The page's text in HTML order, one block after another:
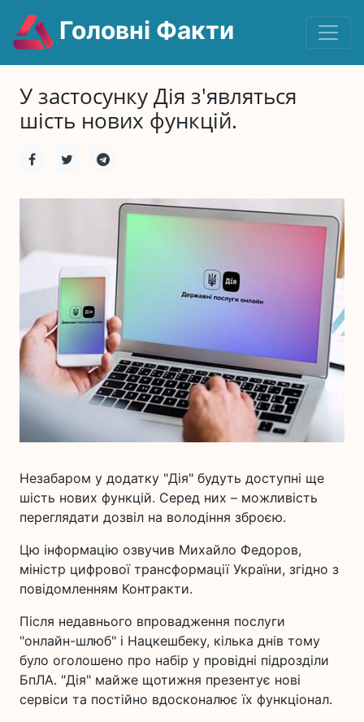
Головні Факти
У застосунку Дія з'являться
шість нових функцій.
Незабаром у додатку "Дія" будуть доступні ще
шість нових функцій. Серед них – можливість
переглядати дозвіл на володіння зброєю.
Цю інформацію озвучив Михайло Федоров,
міністр цифрової трансформації України, згідно з
повідомленням Контракти.
Після недавнього впровадження послуги
"онлайн-шлюб" і Нацкешбеку, кілька днів тому
було оголошено про набір у провідні підрозділи
БпЛА. "Дія" майже щотижня презентує нові
сервіси та постійно вдосконалює їх функціонал.